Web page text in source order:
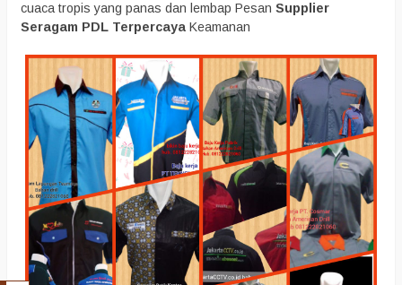
cuaca tropis yang panas dan lembap Pesan Supplier
Seragam PDL Terpercaya Keamanan